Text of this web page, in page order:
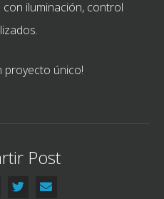
iluminación, control
proyecto único!
Post